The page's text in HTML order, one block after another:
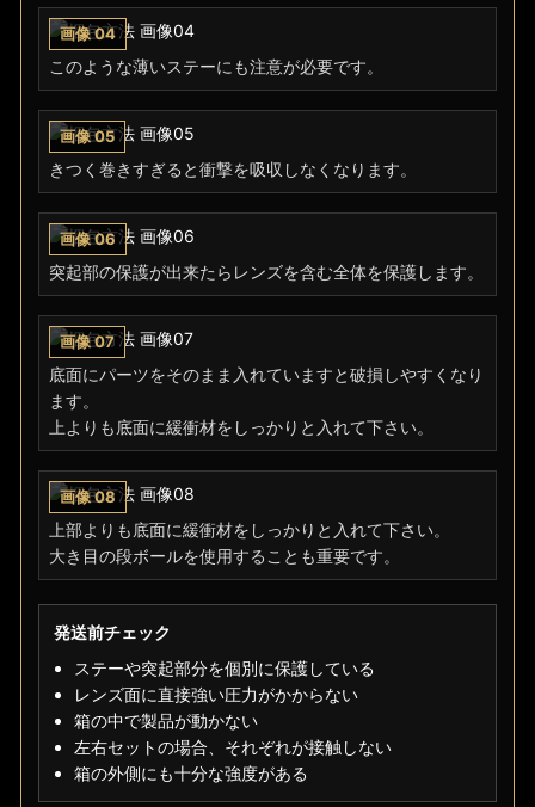
このような薄いステーにも注意が必要です。
きつく巻きすぎると衝撃を吸収しなくなります。
突起部の保護が出来たらレンズを含む全体を保護します。
底面にパーツをそのまま入れていますと破損しやすくなり
ます。
上よりも底面に緩衝材をしっかりと入れて下さい。
上部よりも底面に緩衝材をしっかりと入れて下さい。
大き目の段ボールを使用することも重要です。
発送前チェック
ステーや突起部分を個別に保護している
レンズ面に直接強い圧力がかからない
箱の中で製品が動かない
左右セットの場合、それぞれが接触しない
箱の外側にも十分な強度がある